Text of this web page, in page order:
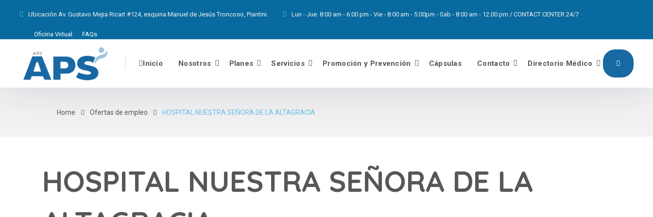
Ubicación Av. Gustavo Mejia Ricart #124, esquina Manuel de Jesús Troncoso, Piantini. Lun - Jue: 8:00 am - 6:00 pm - Vie - 8:00 am - 5:00pm - Sab - 8:00 am - 12:00 pm / CONTACT CENTER 24/7
Oficina Virtual FAQs
Inicio Nosotros Planes Servicios Promoción y Prevención Cápsulas Contacto Directorio Médico
Home Ofertas de empleo HOSPITAL NUESTRA SEÑORA DE LA ALTAGRACIA
HOSPITAL NUESTRA SEÑORA DE LA